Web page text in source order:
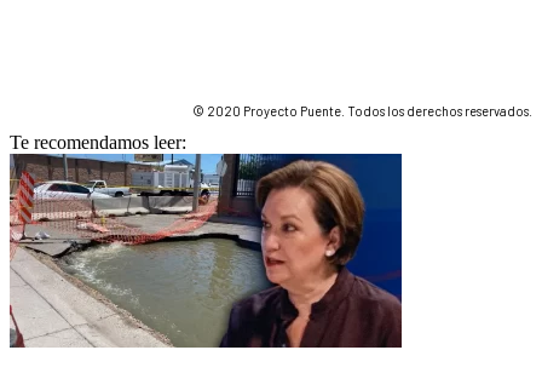
© 2020 Proyecto Puente. Todos los derechos reservados.
Te recomendamos leer: